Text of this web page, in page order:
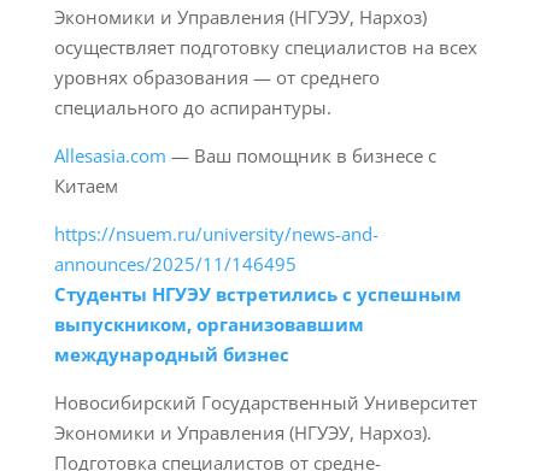
Экономики и Управления (НГУЭУ, Нархоз)
осуществляет подготовку специалистов на всех
уровнях образования — от среднего
специального до аспирантуры.
Allesasia.com — Ваш помощник в бизнесе с
Китаем
https://nsuem.ru/university/news-and-
announces/2025/11/146495
Студенты НГУЭУ встретились с успешным
выпускником, организовавшим
международный бизнес
Новосибирский Государственный Университет
Экономики и Управления (НГУЭУ, Нархоз).
Подготовка специалистов от средне-